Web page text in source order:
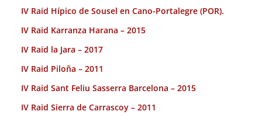
IV Raid Hípico de Sousel en Cano-Portalegre (POR).
IV Raid Karranza Harana – 2015
IV Raid la Jara – 2017
IV Raid Piloña – 2011
IV Raid Sant Feliu Sasserra Barcelona – 2015
IV Raid Sierra de Carrascoy – 2011